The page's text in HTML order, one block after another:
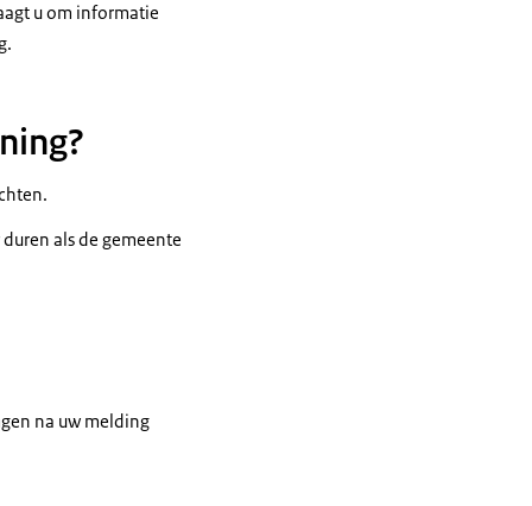
u om informatie
als de gemeente
na uw melding